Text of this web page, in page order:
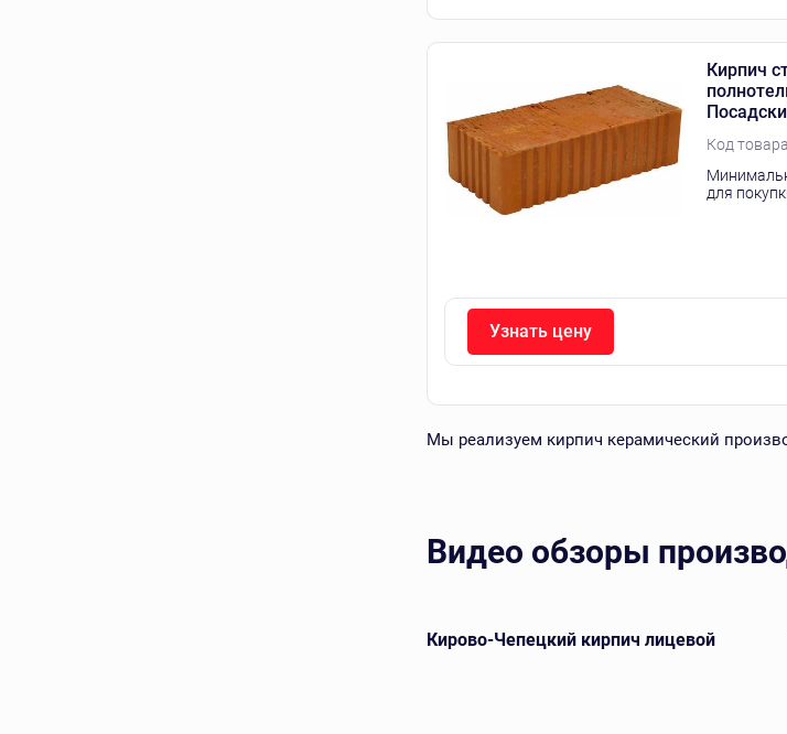
Кирпич
Код
для
Узнать цену
Мы реализуем кирпич керамический
Видео обзоры
Кирово-Чепецкий кирпич лицевой